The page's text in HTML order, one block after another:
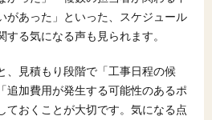
があった」といった、スケジュール
る気になる声も見られます。
、見積もり段階で「工事日程の候
追加費用が発生する可能性のあるポ
ておくことが大切です。気になる点